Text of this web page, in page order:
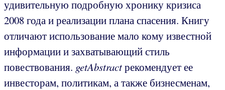
удивительную подробную хронику кризиса
2008 года и реализации плана спасения. Книгу
отличают использование мало кому известной
информации и захватывающий стиль
повествования. getAbstractрекомендует ее
инвесторам, политикам, а также бизнесменам,